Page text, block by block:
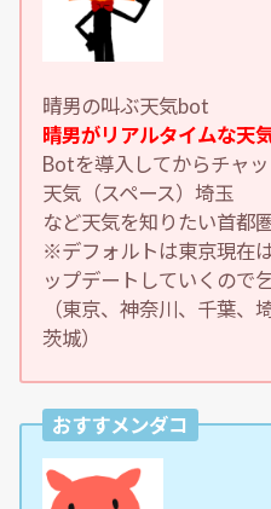
晴男の叫ぶ天気bot
晴男がリアルタイムな天
Botを導入してからチャ
天気（スペース）埼玉
など天気を知りたい首都
※デフォルトは東京現在
ップデートしていくので
（東京、神奈川、千葉、
茨城）
おすすメンダコ